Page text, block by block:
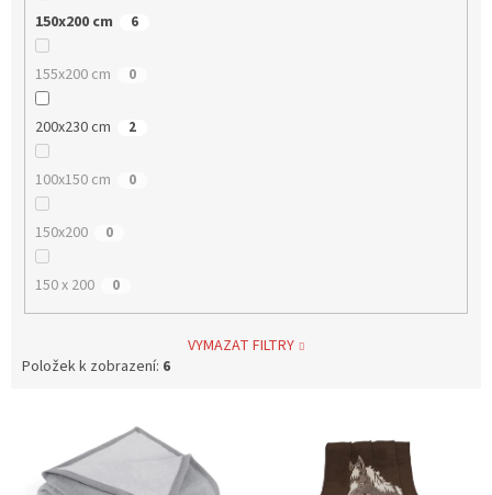
150x200 cm 6
155x200 cm 0
200x230 cm 2
100x150 cm 0
150x200 0
150 x 200 0
VYMAZAT FILTRY
Položek k zobrazení: 6